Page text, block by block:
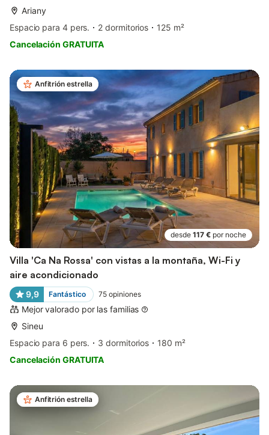
Ariany
Espacio para 4 pers.
2 dormitorios
125 m²
Cancelación GRATUITA
Anfitrión estrella
desde 117 € por noche
Villa 'Ca Na Rossa' con vistas a la montaña, Wi-Fi y
aire acondicionado
9,9 Fantástico 75 opiniones
Mejor valorado por las familias
Sineu
Espacio para 6 pers.
3 dormitorios
180 m²
Cancelación GRATUITA
Anfitrión estrella